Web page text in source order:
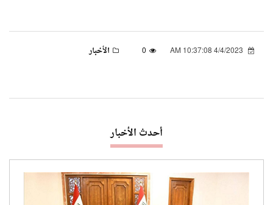
0 الأخبار
أحدث الأخبار